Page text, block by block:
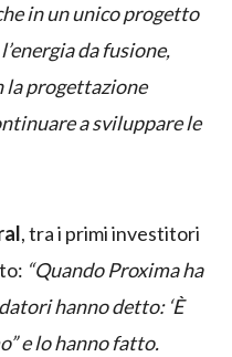
in un unico progetto
da fusione,
la progettazione
a sviluppare le
, tra i primi investitori
“Quando Proxima ha
hanno detto: ‘È
e lo hanno fatto.